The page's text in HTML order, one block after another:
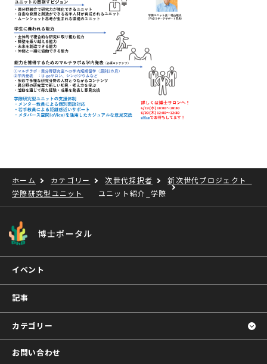
ホーム カテゴリー 次世代採択者
新次世代プロジェクト_
学際研究型ユニット
ユニット紹介_学際
博士ポータル
イベント
記事
カテゴリー
お問い合わせ